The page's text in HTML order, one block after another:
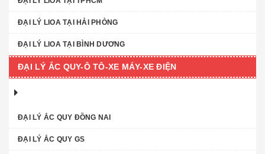
ĐẠI LÝ LIOA TẠI HẢI PHÒNG
ĐẠI LÝ LIOA TẠI BÌNH DƯƠNG
ĐẠI LÝ ẮC QUY-Ô TÔ-XE MÁY-XE ĐIỆN
ĐẠI LÝ ẮC QUY ĐỒNG NAI
ĐẠI LÝ ẮC QUY GS